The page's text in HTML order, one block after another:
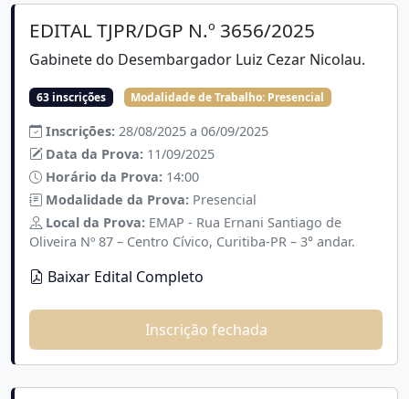
EDITAL TJPR/DGP N.º 3656/2025
Gabinete do Desembargador Luiz Cezar Nicolau.
63 inscrições Modalidade de Trabalho: Presencial
Inscrições: 28/08/2025 a 06/09/2025
Data da Prova: 11/09/2025
Horário da Prova: 14:00
Modalidade da Prova: Presencial
Local da Prova: EMAP - Rua Ernani Santiago de
Oliveira Nº 87 – Centro Cívico, Curitiba-PR – 3° andar.
Baixar Edital Completo
Inscrição fechada